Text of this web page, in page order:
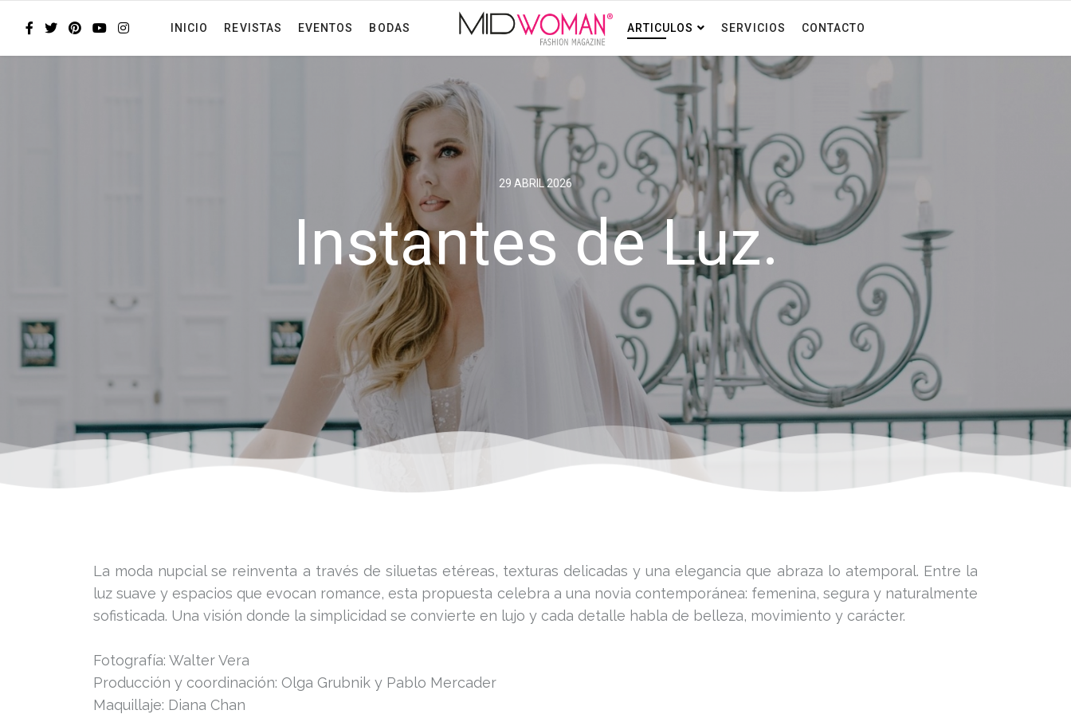
INICIO REVISTAS EVENTOS BODAS ARTICULOS SERVICIOS CONTACTO
29 ABRIL 2026
Instantes de Luz.
La moda nupcial se reinventa a través de siluetas etéreas, texturas delicadas y una elegancia que abraza lo atemporal. Entre la
luz suave y espacios que evocan romance, esta propuesta celebra a una novia contemporánea: femenina, segura y naturalmente
sofisticada. Una visión donde la simplicidad se convierte en lujo y cada detalle habla de belleza, movimiento y carácter.
Fotografía: Walter Vera
Producción y coordinación: Olga Grubnik y Pablo Mercader
Maquillaje: Diana Chan